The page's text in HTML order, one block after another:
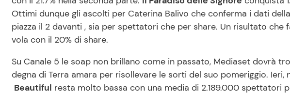
Ottimi dunque gli ascolti per Caterina Balivo che conferma i dati
piazza il 2 davanti , sia per spettatori che per share. Un risultato che
vola con il 20% di share.
Su Canale 5 le soap non brillano come in passato, Mediaset dovrà
degna di Terra amara per risollevare le sorti del suo pomeriggio. Ieri,
Beautiful resta molto bassa con una media di 2.189.000 spettatori